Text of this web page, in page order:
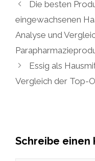
Die besten
eingewachsenen
Analyse und
Essig als
Vergleich der Top-
Schreibe einen